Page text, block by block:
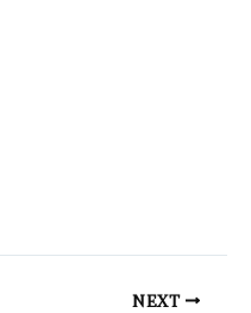
NEXT